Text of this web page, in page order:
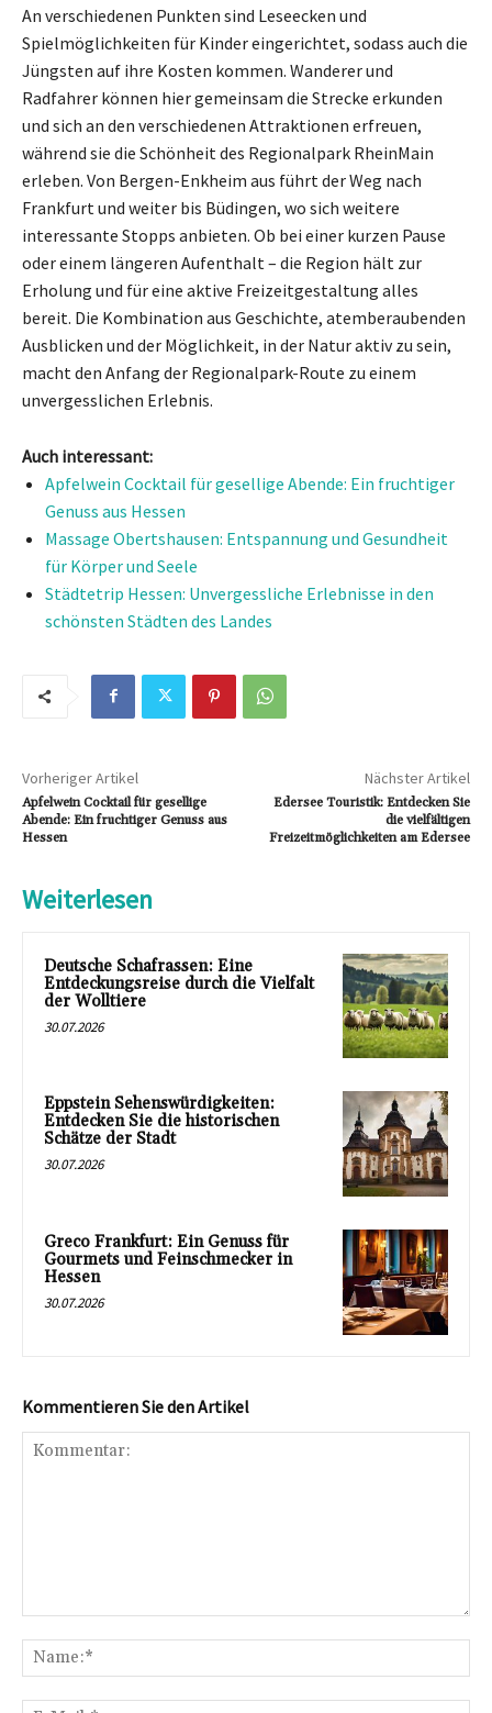
An verschiedenen Punkten sind Leseecken und
Spielmöglichkeiten für Kinder eingerichtet, sodass auch die
Jüngsten auf ihre Kosten kommen. Wanderer und
Radfahrer können hier gemeinsam die Strecke erkunden
und sich an den verschiedenen Attraktionen erfreuen,
während sie die Schönheit des Regionalpark RheinMain
erleben. Von Bergen-Enkheim aus führt der Weg nach
Frankfurt und weiter bis Büdingen, wo sich weitere
interessante Stopps anbieten. Ob bei einer kurzen Pause
oder einem längeren Aufenthalt – die Region hält zur
Erholung und für eine aktive Freizeitgestaltung alles
bereit. Die Kombination aus Geschichte, atemberaubenden
Ausblicken und der Möglichkeit, in der Natur aktiv zu sein,
macht den Anfang der Regionalpark-Route zu einem
unvergesslichen Erlebnis.
Auch interessant:
Apfelwein Cocktail für gesellige Abende: Ein fruchtiger
Genuss aus Hessen
Massage Obertshausen: Entspannung und Gesundheit
für Körper und Seele
Städtetrip Hessen: Unvergessliche Erlebnisse in den
schönsten Städten des Landes
Vorheriger Artikel
Apfelwein Cocktail für gesellige
Abende: Ein fruchtiger Genuss aus
Hessen
Nächster Artikel
Edersee Touristik: Entdecken Sie
die vielfältigen
Freizeitmöglichkeiten am Edersee
Weiterlesen
Deutsche Schafrassen: Eine
Entdeckungsreise durch die Vielfalt
der Wolltiere
30.07.2026
Eppstein Sehenswürdigkeiten:
Entdecken Sie die historischen
Schätze der Stadt
30.07.2026
Greco Frankfurt: Ein Genuss für
Gourmets und Feinschmecker in
Hessen
30.07.2026
Kommentieren Sie den Artikel